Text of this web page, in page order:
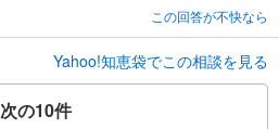
この回答が不快なら
Yahoo!知恵袋でこの相談を見る
次の10件